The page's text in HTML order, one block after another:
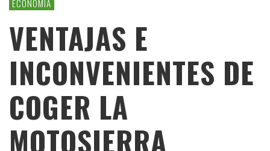
ECONOMIA
VENTAJAS E
INCONVENIENTES DE
COGER LA
MOTOSIERRA